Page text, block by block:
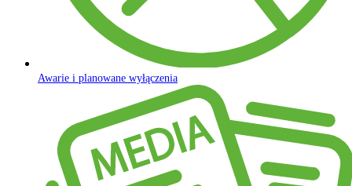
Awarie i planowane wyłączenia